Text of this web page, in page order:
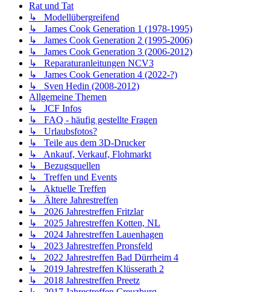
Rat und Tat
↳ Modellübergreifend
↳ James Cook Generation 1 (1978-1995)
↳ James Cook Generation 2 (1995-2006)
↳ James Cook Generation 3 (2006-2012)
↳ Reparaturanleitungen NCV3
↳ James Cook Generation 4 (2022-?)
↳ Sven Hedin (2008-2012)
Allgemeine Themen
↳ JCF Infos
↳ FAQ - häufig gestellte Fragen
↳ Urlaubsfotos?
↳ Teile aus dem 3D-Drucker
↳ Ankauf, Verkauf, Flohmarkt
↳ Bezugsquellen
↳ Treffen und Events
↳ Aktuelle Treffen
↳ Ältere Jahrestreffen
↳ 2026 Jahrestreffen Fritzlar
↳ 2025 Jahrestreffen Kotten, NL
↳ 2024 Jahrestreffen Lauenhagen
↳ 2023 Jahrestreffen Pronsfeld
↳ 2022 Jahrestreffen Bad Dürrheim 4
↳ 2019 Jahrestreffen Klüsserath 2
↳ 2018 Jahrestreffen Preetz